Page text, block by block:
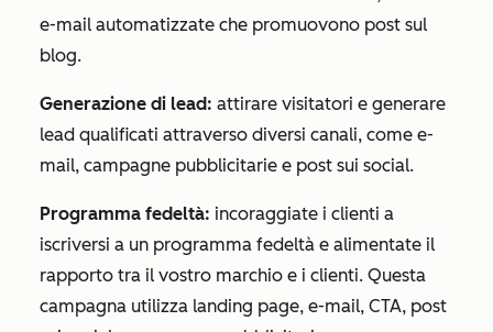
e-mail automatizzate che promuovono post sul
blog.
Generazione di lead: attirare visitatori e generare
lead qualificati attraverso diversi canali, come e-
mail, campagne pubblicitarie e post sui social.
Programma fedeltà: incoraggiate i clienti a
iscriversi a un programma fedeltà e alimentate il
rapporto tra il vostro marchio e i clienti. Questa
campagna utilizza landing page, e-mail, CTA, post